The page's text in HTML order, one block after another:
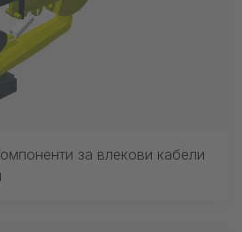
за влекови кабели